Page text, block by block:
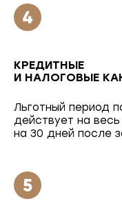
КРЕДИТНЫЕ
И НАЛОГОВЫЕ
Льготный период
действует на
на 30 дней после